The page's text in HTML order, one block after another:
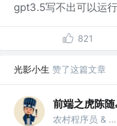
gpt3.5写不出可以运
821
光影小生 赞了这篇文章
前端之虎陈
农村程序员 & 独立开发者 @随易科技有限公司